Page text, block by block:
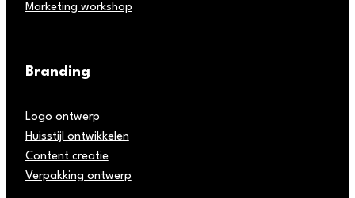
Marketing workshop
Branding
Logo ontwerp
Huisstijl ontwikkelen
Content creatie
Verpakking ontwerp